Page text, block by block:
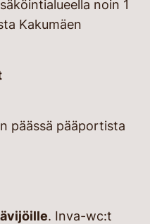
noin 1
Kakumäen
päässä pääportista
. Inva-wc:t